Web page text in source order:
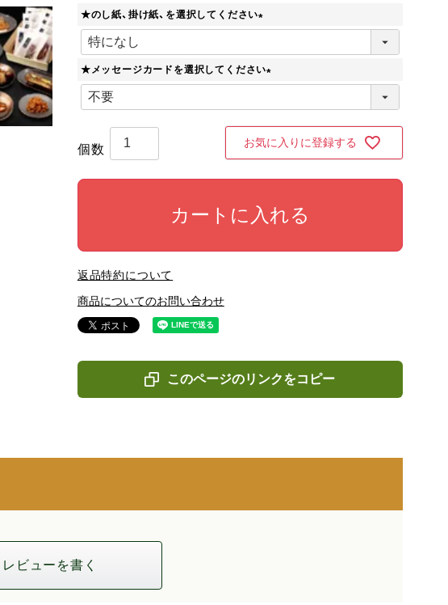
須
)
★のし紙、掛け紙、を選択してください
必
須
)
★メッセージカードを選択してください
必
)
お気に入りに登録する
カートに入れる
返品特約について
商品についてのお問い合わせ
このページのリンクをコピー
レビューを書く